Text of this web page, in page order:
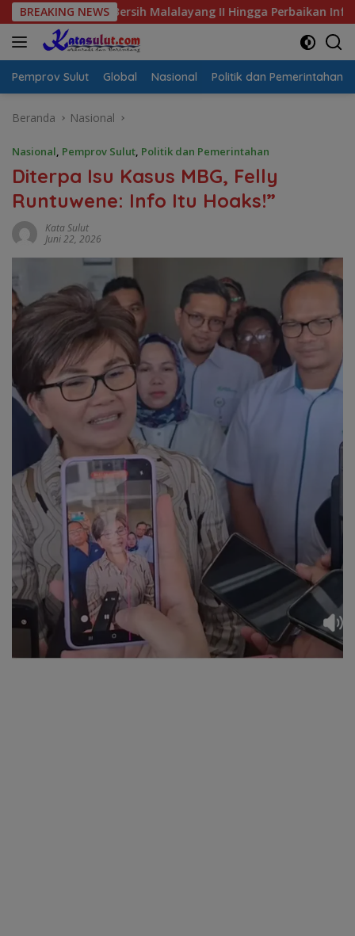
Langsung
ke
konten
BREAKING NEWS
Bersih Malalayang II Hingga Perbaikan Infrastruktur
Pemprov Sulut Global Nasional Politik dan Pemerintahan
Beranda Nasional
Nasional, Pemprov Sulut, Politik dan Pemerintahan
Diterpa Isu Kasus MBG, Felly
Runtuwene: Info Itu Hoaks!”
Kata Sulut
Juni 22, 2026